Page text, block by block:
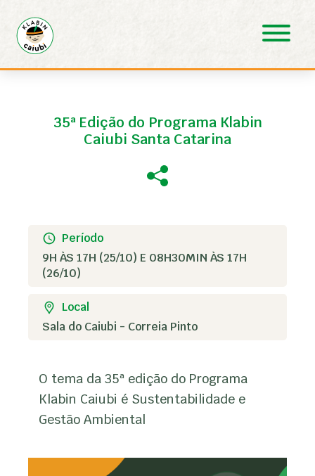
35ª Edição do Programa Klabin
Caiubi Santa Catarina
Período
9H ÀS 17H (25/10) E 08H30MIN ÀS 17H
(26/10)
Local
Sala do Caiubi - Correia Pinto
O tema da 35ª edição do Programa
Klabin Caiubi é Sustentabilidade e
Gestão Ambiental